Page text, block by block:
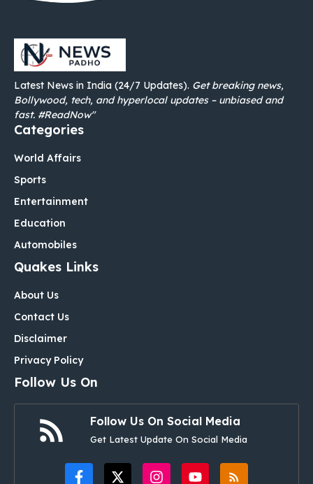
Latest News in India (24/7 Updates). Get breaking news,
Bollywood, tech, and hyperlocal updates – unbiased and
fast. #ReadNow"
Categories
World Affairs
Sports
Entertainment
Education
Automobiles
Quakes Links
About Us
Contact Us
Disclaimer
Privacy Policy
Follow Us On
Follow Us On Social Media
Get Latest Update On Social Media